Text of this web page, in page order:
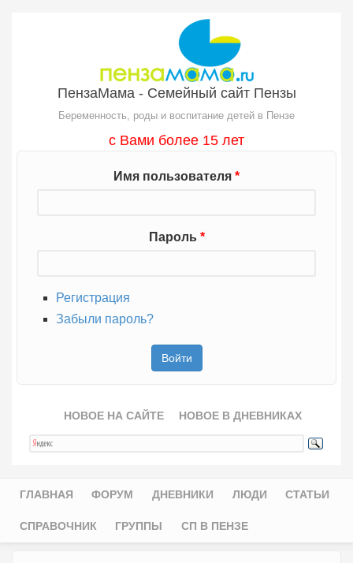
ПензаМама - Семейный сайт Пензы
Беременность, роды и воспитание детей в Пензе
с Вами более 15 лет
Имя пользователя *
Пароль *
Регистрация
Забыли пароль?
НОВОЕ НА САЙТЕ НОВОЕ В ДНЕВНИКАХ
Главное меню
ГЛАВНАЯ ФОРУМ ДНЕВНИКИ ЛЮДИ СТАТЬИ
СПРАВОЧНИК ГРУППЫ СП В ПЕНЗЕ